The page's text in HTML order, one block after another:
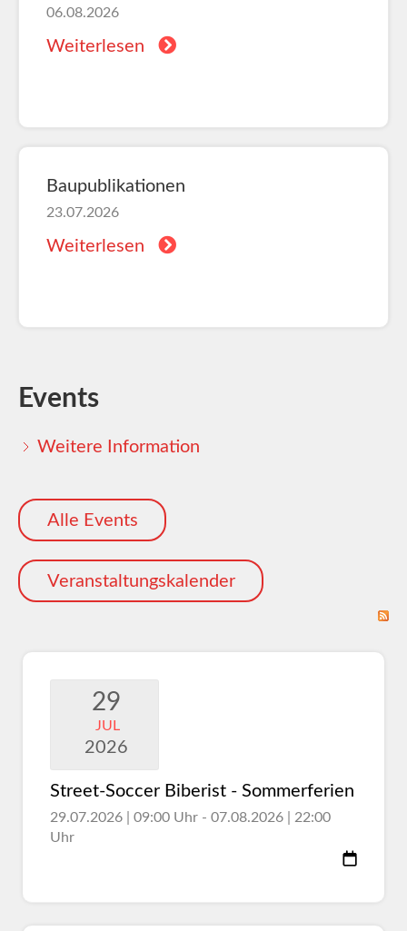
06.08.2026
Weiterlesen
Baupublikationen
23.07.2026
Weiterlesen
Events
Weitere Information
Alle Events
Veranstaltungskalender
2026
JUL
29
Street-Soccer Biberist - Sommerferien
29.07.2026 | 09:00 Uhr - 07.08.2026 | 22:00
Uhr